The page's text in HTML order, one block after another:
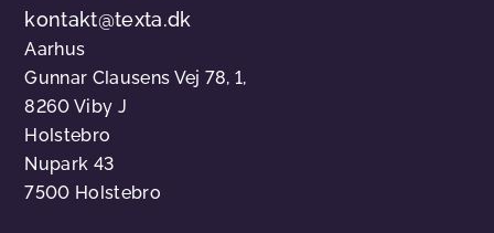
kontakt@texta.dk
Aarhus
Gunnar Clausens Vej 78, 1,
8260 Viby J
Holstebro
Nupark 43
7500 Holstebro